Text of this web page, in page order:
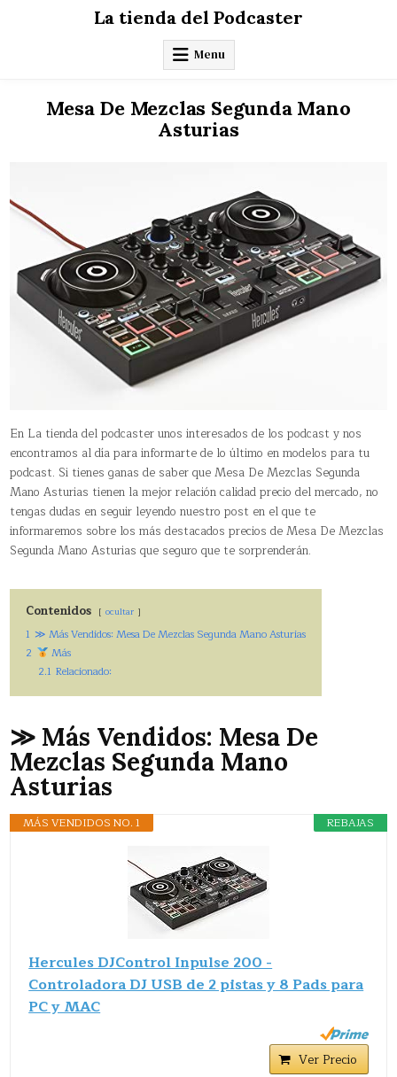
La tienda del Podcaster
Menu
Mesa De Mezclas Segunda Mano
Asturias
En La tienda del podcaster unos interesados de los podcast y nos
encontramos al día para informarte de lo último en modelos para tu
podcast. Si tienes ganas de saber que Mesa De Mezclas Segunda
Mano Asturias tienen la mejor relación calidad precio del mercado, no
tengas dudas en seguir leyendo nuestro post en el que te
informaremos sobre los más destacados precios de Mesa De Mezclas
Segunda Mano Asturias que seguro que te sorprenderán.
Contenidos ocultar
1 ≫ Más Vendidos: Mesa De Mezclas Segunda Mano Asturias
2
Más
2.1 Relacionado:
≫ Más Vendidos: Mesa De
Mezclas Segunda Mano
Asturias
REBAJAS
MÁS VENDIDOS NO. 1
Hercules DJControl Inpulse 200 -
Controladora DJ USB de 2 pistas y 8 Pads para
PC y MAC
Ver Precio